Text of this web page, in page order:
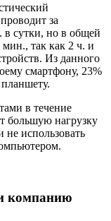
за
в сутки, но в общей
мин., так как 2 ч. и
Из данного
смартфону, 23%
в течение
большую нагрузку
не использовать
компанию